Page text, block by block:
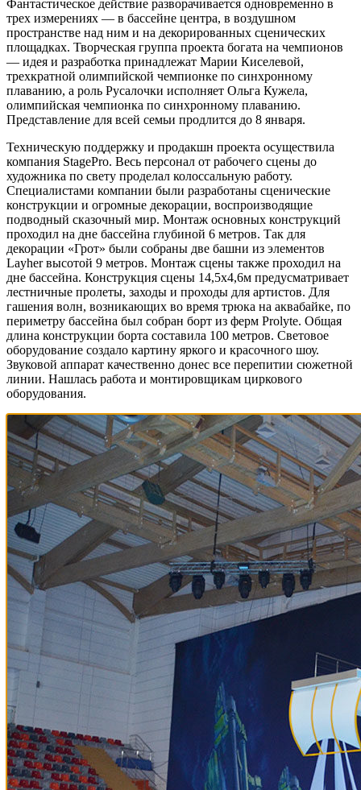
Фантастическое действие разворачивается одновременно в
трех измерениях — в бассейне центра, в воздушном
пространстве над ним и на декорированных сценических
площадках. Творческая группа проекта богата на чемпионов
— идея и разработка принадлежат Марии Киселевой,
трехкратной олимпийской чемпионке по синхронному
плаванию, а роль Русалочки исполняет Ольга Кужела,
олимпийская чемпионка по синхронному плаванию.
Представление для всей семьи продлится до 8 января.
Техническую поддержку и продакшн проекта осуществила
компания StagePro. Весь персонал от рабочего сцены до
художника по свету проделал колоссальную работу.
Специалистами компании были разработаны сценические
конструкции и огромные декорации, воспроизводящие
подводный сказочный мир. Монтаж основных конструкций
проходил на дне бассейна глубиной 6 метров. Так для
декорации «Грот» были собраны две башни из элементов
Layher высотой 9 метров. Монтаж сцены также проходил на
дне бассейна. Конструкция сцены 14,5х4,6м предусматривает
лестничные пролеты, заходы и проходы для артистов. Для
гашения волн, возникающих во время трюка на аквабайке, по
периметру бассейна был собран борт из ферм Prolyte. Общая
длина конструкции борта составила 100 метров. Световое
оборудование создало картину яркого и красочного шоу.
Звуковой аппарат качественно донес все перепитии сюжетной
линии. Нашлась работа и монтировщикам циркового
оборудования.